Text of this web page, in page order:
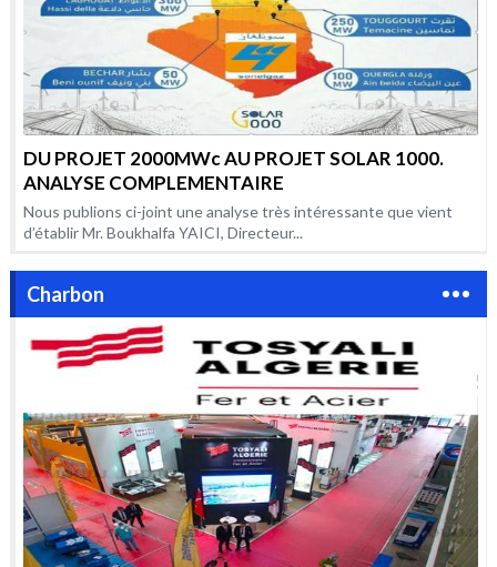
DU PROJET 2000MWc AU PROJET SOLAR 1000.
ANALYSE COMPLEMENTAIRE
Nous publions ci-joint une analyse très intéressante que vient
d’établir Mr. Boukhalfa YAICI, Directeur...
Charbon